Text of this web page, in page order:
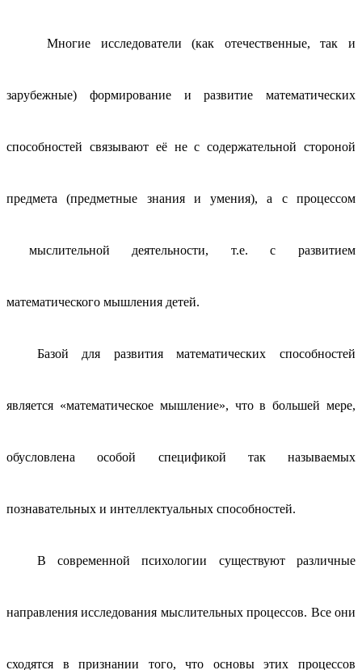
Многие исследователи (как отечественные, так и
зарубежные) формирование и развитие математических
способностей связывают её не с содержательной стороной
предмета (предметные знания и умения), а с процессом
мыслительной деятельности, т.е. с развитием
математического мышления детей.
Базой для развития математических способностей
является «математическое мышление», что в большей мере,
обусловлена особой спецификой так называемых
познавательных и интеллектуальных способностей.
В современной психологии существуют различные
направления исследования мыслительных процессов. Все они
сходятся в признании того, что основы этих процессов